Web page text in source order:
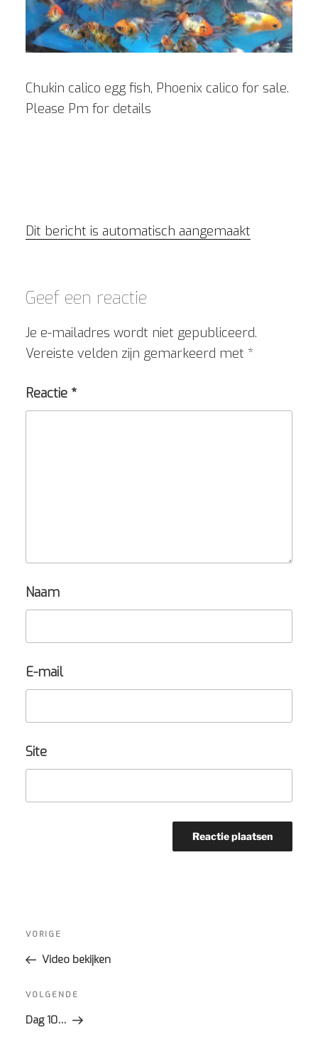
Chukin calico egg fish, Phoenix calico for sale.
Please Pm for details
Dit bericht is automatisch aangemaakt
Geef een reactie
Je e-mailadres wordt niet gepubliceerd.
Vereiste velden zijn gemarkeerd met *
Reactie *
Naam
E-mail
Site
navigatie
Vorig
bericht
VORIGE
Video bekijken
Volgend
bericht
VOLGENDE
Dag 10…